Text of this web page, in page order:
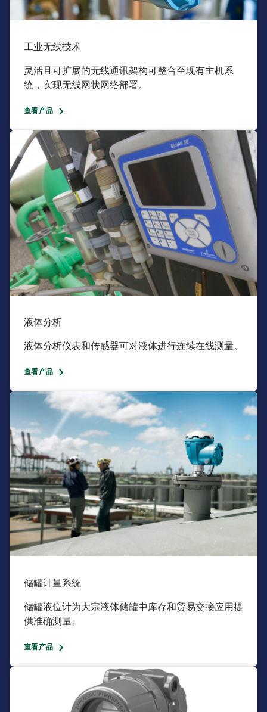
工业无线技术​
灵活且可扩展的无线通讯架构可整合至现有主机系
统，实现无线网状网络部署。
查看产品
液体分析​
液体分析仪表和传感器可对液体进行连续在线测量。​
查看产品
储罐计量系统​
储罐液位计为大宗液体储罐中库存和贸易交接应用提
供准确测量。​
查看产品